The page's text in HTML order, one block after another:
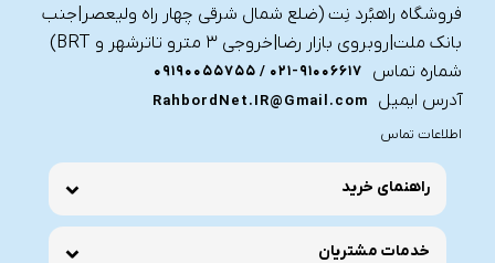
فروشگاه راهبُرد نِت (ضلع شمال شرقی چهار راه ولیعصر|جنب
بانک ملت|روبروی بازار رضا|خروجی ۳ مترو تاترشهر و BRT)‎‎
شماره تماس
021-91006617 / 09190055755
آدرس ایمیل
RahbordNet.IR@Gmail.com
اطلاعات تماس
راهنمای خرید
خدمات مشتریان